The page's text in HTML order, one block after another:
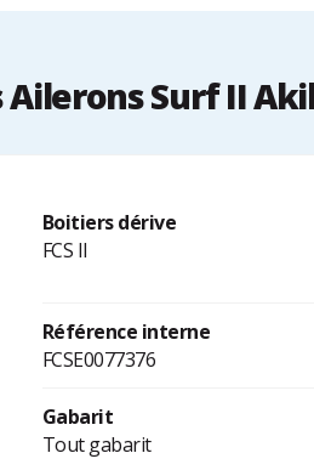
Surf II
Boitiers dérive
FCS II
Référence interne
FCSE0077376
Gabarit
Tout gabarit